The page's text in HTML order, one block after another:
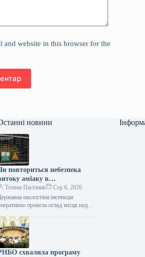
and website in this browser for the
новини
повториться небезпека
аміаку в
районі Києва,
відомо.
Тетяна Пасічник
Сер 6, 2026
екологічна інспекція
провела огляд місця події
оперативно локалізований,
загрози немає. Про…
схвалила програму